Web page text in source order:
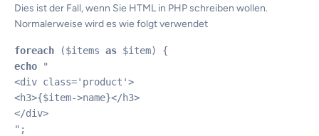
Dies ist der Fall, wenn Sie HTML in PHP schreiben wollen.
Normalerweise wird es wie folgt verwendet
foreach ($items as
echo "
<div class='product'>
<h3>{$item->name}</h3>
</div>
";